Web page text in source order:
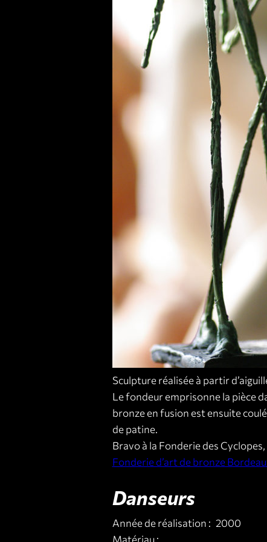
Sculpture réalisée à partir
Le fondeur emprisonne la pièce
bronze en fusion est ensuite
de patine.
Bravo à la Fonderie des
Fonderie d’art de bronze
Danseurs
Année de réalisation : 2000
Matériau :